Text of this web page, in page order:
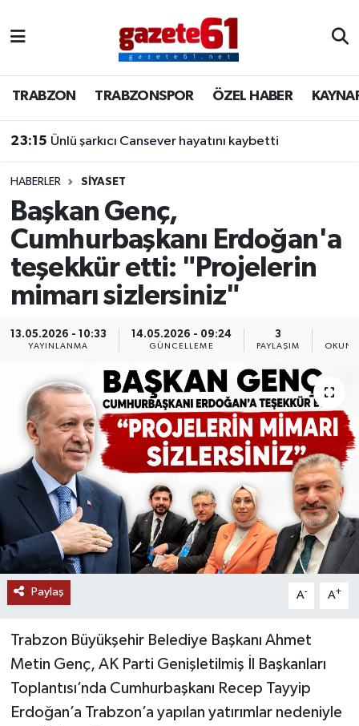
TRABZON TRABZONSPOR ÖZEL HABER
23:15 Ünlü şarkıcı Cansever hayatını kaybetti
HABERLER SİYASET
Başkan Genç,
Cumhurbaşkanı Erdoğan'a
teşekkür etti: "Projelerin
mimarı sizlersiniz"
13.05.2026 - 10:33
YAYINLANMA
14.05.2026 - 09:24
GÜNCELLEME
3
PAYLAŞIM
Paylaş A- A+
Trabzon Büyükşehir Belediye Başkanı Ahmet
Metin Genç, AK Parti Genişletilmiş İl Başkanları
Toplantısı’nda Cumhurbaşkanı Recep Tayyip
Erdoğan’a Trabzon’a yapılan yatırımlar nedeniyle
TRABZONSPOR
ÖZEL HABER
KAYNAR KAZAN
SİYASET
GÜNDEM
Trabzon Nöbetçi Eczaneler
Trabzon Hava Durumu
Trabzon Namaz Vakitleri
Trabzon Trafik Yoğunluk Haritası
Süper Lig Puan Durumu ve Fikstür
Tüm Manşetler
Son Dakika Haberleri
Haber Arşivi